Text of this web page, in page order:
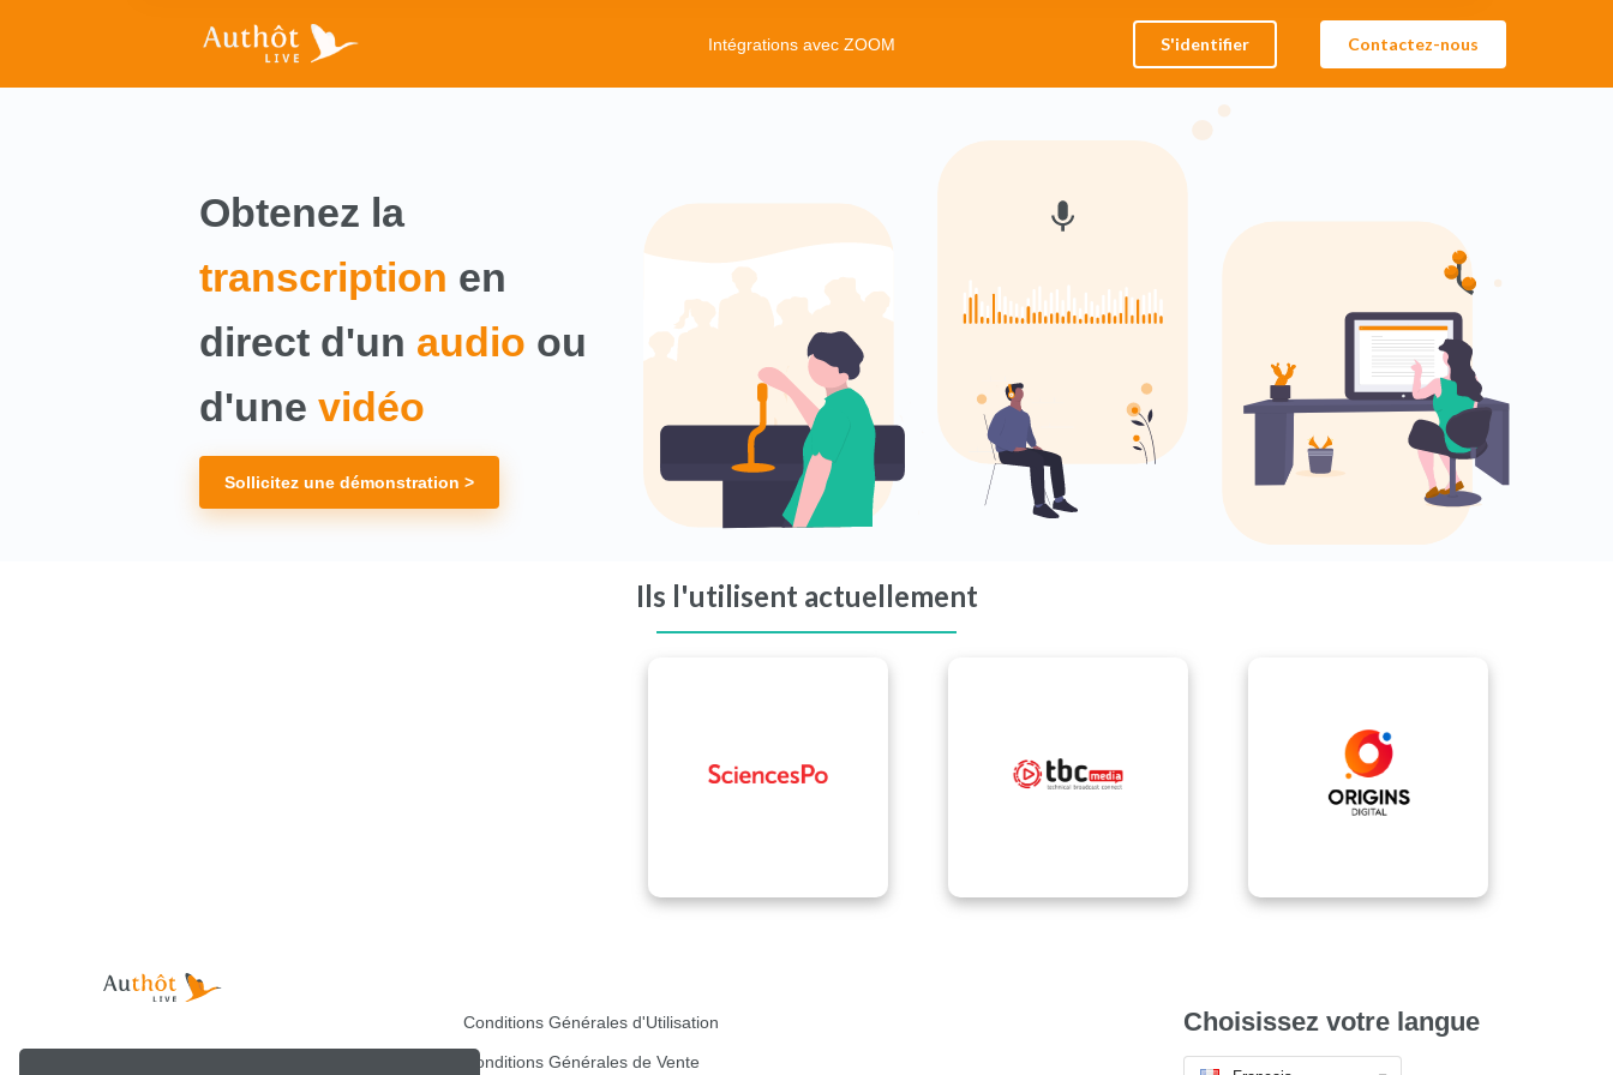
Intégrations avec ZOOM S'identifier Contactez-nous
Obtenez la
transcription en
direct d'un audio ou
d'une vidéo
Sollicitez une démonstration >
Ils l'utilisent actuellement
Conditions Générales d'Utilisation
Conditions Générales de Vente
Choisissez votre langue